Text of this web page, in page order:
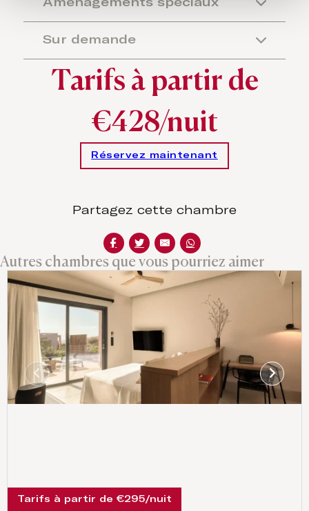
Aménagements spéciaux
Sur demande
Tarifs à partir de
€428/nuit
Réservez maintenant
Partagez cette chambre
Autres chambres que vous pourriez aimer
Tarifs à partir de €295/nuit